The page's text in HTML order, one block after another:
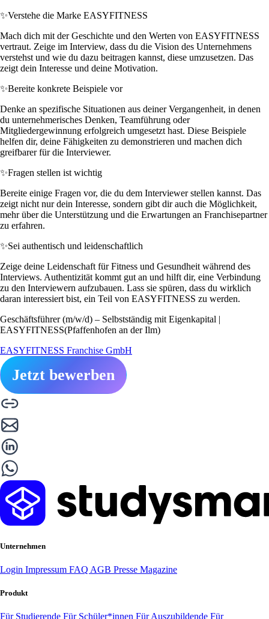
✨Verstehe die Marke EASYFITNESS
Mach dich mit der Geschichte und den Werten von EASYFITNESS
vertraut. Zeige im Interview, dass du die Vision des Unternehmens
verstehst und wie du dazu beitragen kannst, diese umzusetzen. Das
zeigt dein Interesse und deine Motivation.
✨Bereite konkrete Beispiele vor
Denke an spezifische Situationen aus deiner Vergangenheit, in denen
du unternehmerisches Denken, Teamführung oder
Mitgliedergewinnung erfolgreich umgesetzt hast. Diese Beispiele
helfen dir, deine Fähigkeiten zu demonstrieren und machen dich
greifbarer für die Interviewer.
✨Fragen stellen ist wichtig
Bereite einige Fragen vor, die du dem Interviewer stellen kannst. Das
zeigt nicht nur dein Interesse, sondern gibt dir auch die Möglichkeit,
mehr über die Unterstützung und die Erwartungen an Franchisepartner
zu erfahren.
✨Sei authentisch und leidenschaftlich
Zeige deine Leidenschaft für Fitness und Gesundheit während des
Interviews. Authentizität kommt gut an und hilft dir, eine Verbindung
zu den Interviewern aufzubauen. Lass sie spüren, dass du wirklich
daran interessiert bist, ein Teil von EASYFITNESS zu werden.
Geschäftsführer (m/w/d) – Selbstständig mit Eigenkapital |
EASYFITNESS(Pfaffenhofen an der Ilm)
EASYFITNESS Franchise GmbH
Jetzt bewerben
Unternehmen
Login Impressum FAQ AGB Presse Magazine
Produkt
Für Studierende Für Schüler*innen Für Auszubildende Für